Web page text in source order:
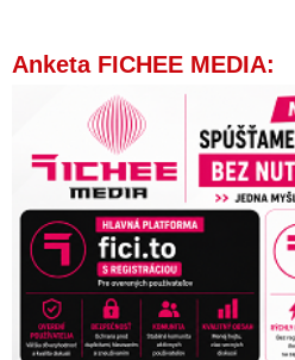
Anketa FICHEE MEDIA: